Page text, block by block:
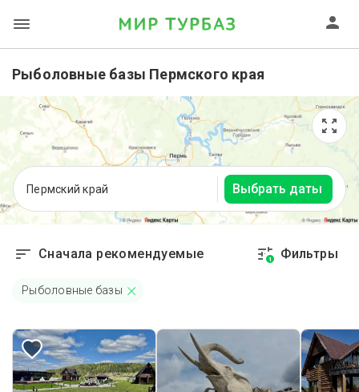
Рыболовные базы Пермского края
Пермский край Выбрать даты
Сначала рекомендуемые 1 Фильтры
Рыболовные базы